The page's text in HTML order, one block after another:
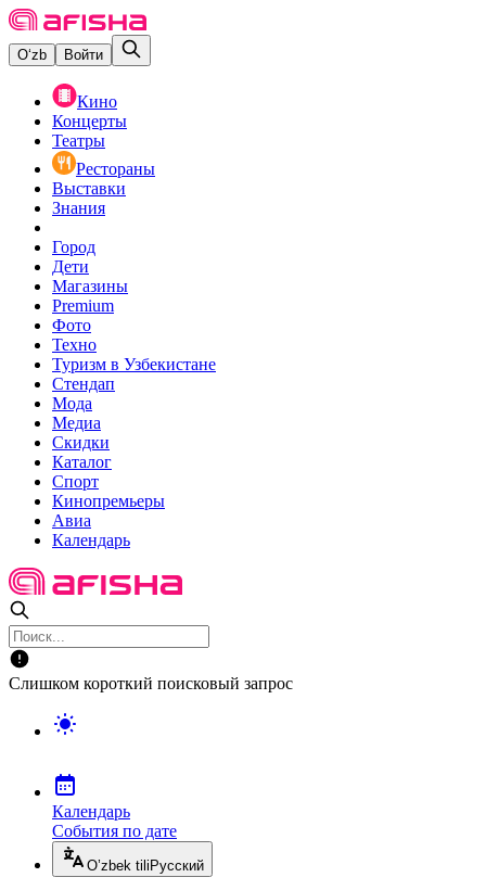
O‘zb Войти
Кино
Концерты
Театры
Рестораны
Выставки
Знания
Город
Дети
Магазины
Premium
Фото
Техно
Туризм в Узбекистане
Стендап
Мода
Медиа
Скидки
Каталог
Спорт
Кинопремьеры
Авиа
Календарь
Слишком короткий поисковый запрос
Календарь
События по дате
O’zbek tili Русский